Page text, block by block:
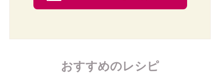
おすすめのレシピ